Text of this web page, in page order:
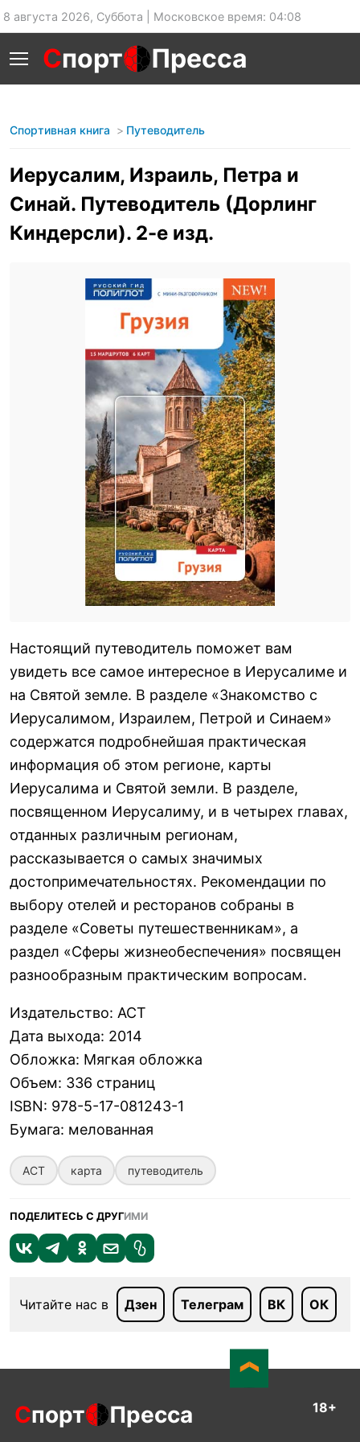
8 августа 2026, Суббота | Московское время: 04:08
Спорт Пресса
Спортивная книга Путеводитель
Иерусалим, Израиль, Петра и
Синай. Путеводитель (Дорлинг
Киндерсли). 2-е изд.
Настоящий путеводитель поможет вам
увидеть все самое интересное в Иерусалиме и
на Святой земле. В разделе «Знакомство с
Иерусалимом, Израилем, Петрой и Синаем»
содержатся подробнейшая практическая
информация об этом регионе, карты
Иерусалима и Святой земли. В разделе,
посвященном Иерусалиму, и в четырех главах,
отданных различным регионам,
рассказывается о самых значимых
достопримечательностях. Рекомендации по
выбору отелей и ресторанов собраны в
разделе «Советы путешественникам», а
раздел «Сферы жизнеобеспечения» посвящен
разнообразным практическим вопросам.
Издательство: АСТ
Дата выхода: 2014
Обложка: Мягкая обложка
Объем: 336 страниц
ISBN: 978-5-17-081243-1
Бумага: мелованная
АСТ карта путеводитель
ПОДЕЛИТЕСЬ С ДРУГИМИ
Читайте нас в Дзен Телеграм ВК ОК
Спорт Пресса 18+